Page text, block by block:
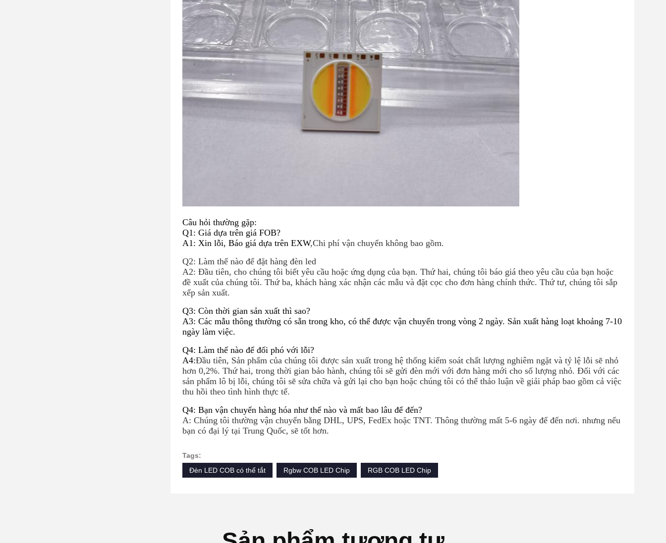
Câu hỏi thường gặp:
Q1: Giá dựa trên giá FOB?
A1: Xin lỗi, Báo giá dựa trên EXW,Chi phí vận chuyển không bao gồm.
Q2: Làm thế nào để đặt hàng đèn led
A2: Đầu tiên, cho chúng tôi biết yêu cầu hoặc ứng dụng của bạn. Thứ hai, chúng tôi báo giá theo yêu cầu của bạn hoặc
đề xuất của chúng tôi. Thứ ba, khách hàng xác nhận các mẫu và đặt cọc cho đơn hàng chính thức. Thứ tư, chúng tôi sắp
xếp sản xuất.
Q3: Còn thời gian sản xuất thì sao?
A3: Các mẫu thông thường có sẵn trong kho, có thể được vận chuyển trong vòng 2 ngày. Sản xuất hàng loạt khoảng 7-10
ngày làm việc.
Q4: Làm thế nào để đối phó với lỗi?
A4:Đầu tiên, Sản phẩm của chúng tôi được sản xuất trong hệ thống kiểm soát chất lượng nghiêm ngặt và tỷ lệ lỗi sẽ nhỏ
hơn 0,2%. Thứ hai, trong thời gian bảo hành, chúng tôi sẽ gửi đèn mới với đơn hàng mới cho số lượng nhỏ. Đối với các
sản phẩm lô bị lỗi, chúng tôi sẽ sửa chữa và gửi lại cho bạn hoặc chúng tôi có thể thảo luận về giải pháp bao gồm cả việc
thu hồi theo tình hình thực tế.
Q4: Bạn vận chuyển hàng hóa như thế nào và mất bao lâu để đến?
A: Chúng tôi thường vận chuyển bằng DHL, UPS, FedEx hoặc TNT. Thông thường mất 5-6 ngày để đến nơi. nhưng nếu
bạn có đại lý tại Trung Quốc, sẽ tốt hơn.
Tags:
Đèn LED COB có thể tắt
Rgbw COB LED Chip RGB COB LED Chip